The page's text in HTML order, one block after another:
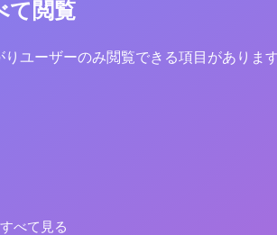
て閲覧
りユーザーのみ閲覧できる項目がありま
べて見る